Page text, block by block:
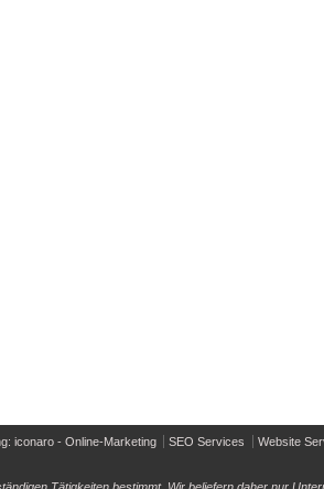
- Online-Marketing SEO Services Website